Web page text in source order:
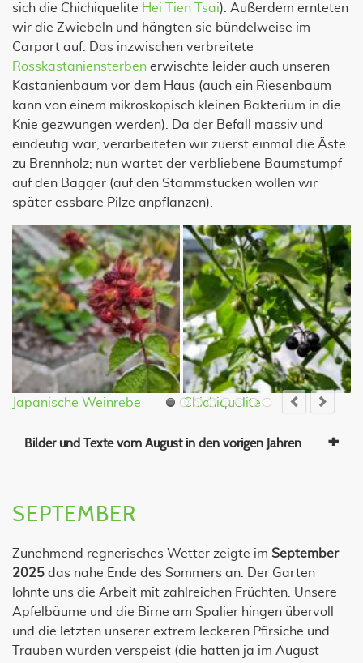
sich die Chichiquelite Hei Tien Tsai). Außerdem ernteten
wir die Zwiebeln und hängten sie bündelweise im
Carport auf. Das inzwischen verbreitete
Rosskastaniensterben erwischte leider auch unseren
Kastanienbaum vor dem Haus (auch ein Riesenbaum
kann von einem mikroskopisch kleinen Bakterium in die
Knie gezwungen werden). Da der Befall massiv und
eindeutig war, verarbeiteten wir zuerst einmal die Äste
zu Brennholz; nun wartet der verbliebene Baumstumpf
auf den Bagger (auf den Stammstücken wollen wir
später essbare Pilze anpflanzen).
Japanische Weinrebe Chichiquelite
Bilder und Texte vom August in den vorigen Jahren
SEPTEMBER
Zunehmend regnerisches Wetter zeigte im September
2025 das nahe Ende des Sommers an. Der Garten
lohnte uns die Arbeit mit zahlreichen Früchten. Unsere
Apfelbäume und die Birne am Spalier hingen übervoll
und die letzten unserer extrem leckeren Pfirsiche und
Trauben wurden verspeist (die hatten ja im August